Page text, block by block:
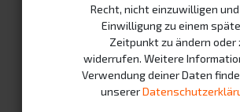
GreenPack
Abrechnung: Monatliches Abonnement
59,90€
Recht, nicht einzuwilligen
Einwilligung zu einem
Zeitpunkt zu ändern oder
widerrufen. Weitere
Verwendung deiner Daten
unserer